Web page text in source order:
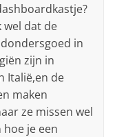
wel dat de
in
zijn in
Italië,en de
maken
ze missen wel
je een